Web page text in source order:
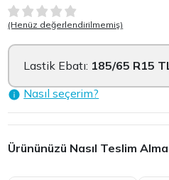
(Henüz değerlendirilmemiş)
Lastik Ebatı: 185/65 R15
Nasıl seçerim?
Ürününüzü Nasıl Teslim